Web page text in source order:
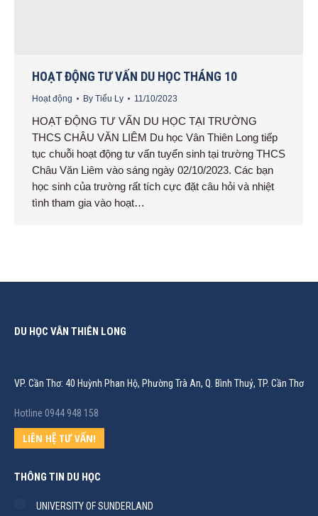
HOẠT ĐỘNG TƯ VẤN DU HỌC THÁNG 10
Hoạt động By Tiểu Ly 11/10/2023
HOẠT ĐỘNG TƯ VẤN DU HỌC TẠI TRƯỜNG
THCS CHÂU VĂN LIÊM Du học Vân Thiên Long tiếp
tục chuỗi hoạt động tư vấn tuyển sinh tại trường THCS
Châu Văn Liêm vào sáng ngày 02/10/2023. Các bạn
học sinh của trường rất tích cực đặt câu hỏi và nhiệt
tình tham gia vào hoạt…
DU HỌC VÂN THIÊN LONG
VP. Cần Thơ: 40 Huỳnh Phan Hộ, Phường Trà An, Q. Bình Thuỷ, TP. Cần Thơ
Hotline 0944 948 158
LIÊN HỆ TƯ VẤN!
THÔNG TIN DU HỌC
UNIVERSITY OF SUNDERLAND